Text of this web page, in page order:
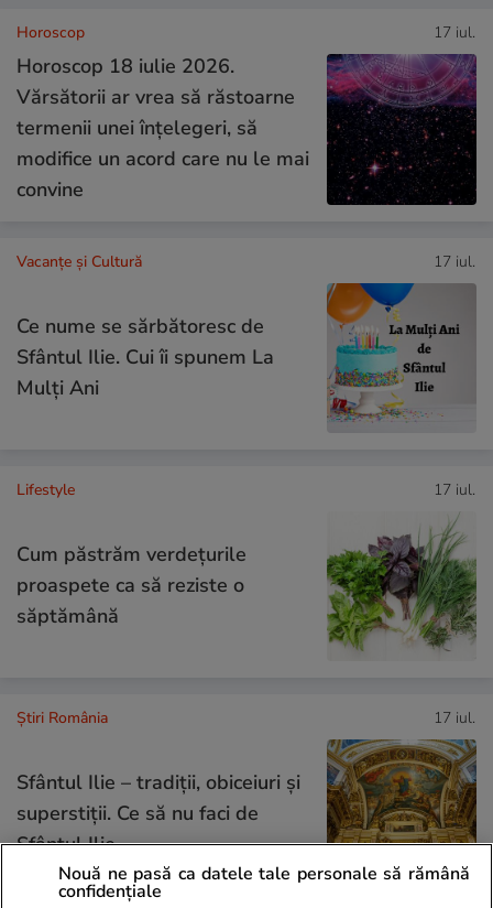
Horoscop 17 iul.
Horoscop 18 iulie 2026.
Vărsătorii ar vrea să răstoarne
termenii unei înțelegeri, să
modifice un acord care nu le mai
convine
Vacanțe și Cultură 17 iul.
Ce nume se sărbătoresc de
Sfântul Ilie. Cui îi spunem La
Mulți Ani
Lifestyle 17 iul.
Cum păstrăm verdețurile
proaspete ca să reziste o
săptămână
Știri România 17 iul.
Sfântul Ilie – tradiții, obiceiuri și
superstiții. Ce să nu faci de
Sfântul Ilie
Nouă ne pasă ca datele tale personale să rămână
confidențiale